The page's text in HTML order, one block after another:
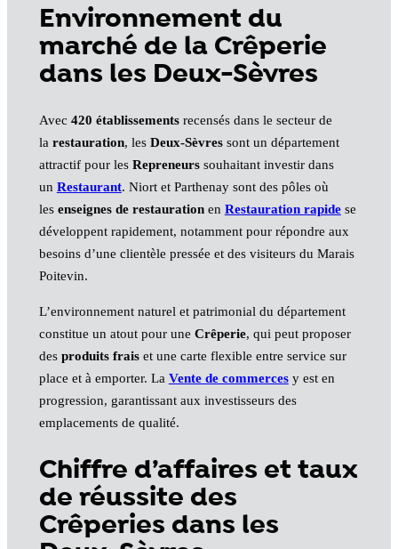
Environnement du
marché de la Crêperie
dans les Deux-Sèvres
Avec 420 établissementsrecensés dans le secteur de
la restauration, les Deux-Sèvressont un département
attractif pour les Repreneurssouhaitant investir dans
un Restaurant. Niort et Parthenay sont des pôles où
les enseignes de restaurationen Restauration rapidese
développent rapidement, notamment pour répondre aux
besoins d’une clientèle pressée et des visiteurs du Marais
Poitevin.
L’environnement naturel et patrimonial du département
constitue un atout pour une Crêperie, qui peut proposer
des produits fraiset une carte flexible entre service sur
place et à emporter. La Vente de commercesy est en
progression, garantissant aux investisseurs des
emplacements de qualité.
Chiffre d’affaires et taux
de réussite des
Crêperies dans les